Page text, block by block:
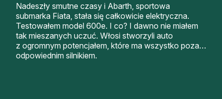
Nadeszły smutne czasy i Abarth, sportowa
submarka Fiata, stała się całkowicie elektryczna.
Testowałem model 600e. I co? I dawno nie miałem
tak mieszanych uczuć. Włosi stworzyli auto
z ogromnym potencjałem, które ma wszystko poza…
odpowiednim silnikiem.